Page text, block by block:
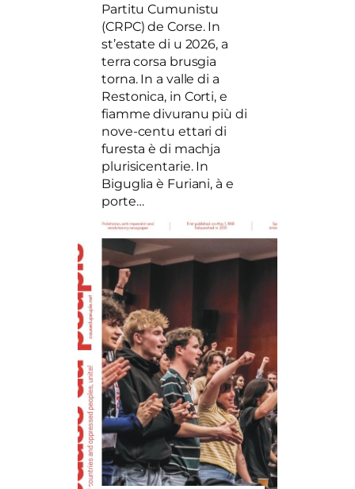
Partitu Cumunistu
(CRPC) de Corse. In
st’estate di u 2026, a
terra corsa brusgia
torna. In a valle di a
Restonica, in Corti, e
fiamme divuranu più di
nove-centu ettari di
furesta è di machja
plurisicentarie. In
Biguglia è Furiani, à e
porte…